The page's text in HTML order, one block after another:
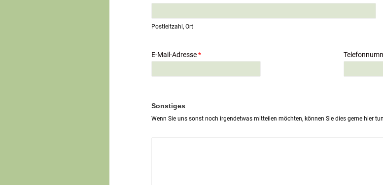
n
i
l
g
T
x
Postleitzahl, Ort
E-Mail-Adresse*
Sonstiges
Wenn Sie uns sonst noch irgendetwas mitteilen möchten, können Sie dies gerne hier